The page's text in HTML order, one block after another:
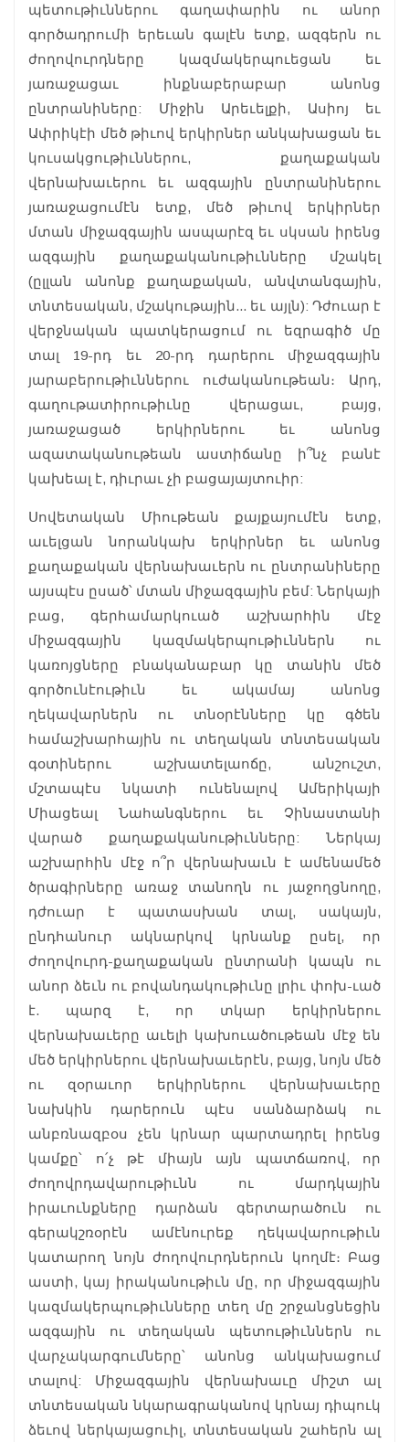
պետութիւններու գաղափարին ու անոր
գործադրումի երեւան գալէն ետք, ազգերն ու
ժողովուրդները կազմակերպուեցան եւ
յառաջացաւ ինքնաբերաբար անոնց
ընտրանիները: Միջին Արեւելքի, Ասիոյ եւ
Ափրիկէի մեծ թիւով երկիրներ անկախացան եւ
կուսակցութիւններու, քաղաքական
վերնախաւերու եւ ազգային ընտրանիներու
յառաջացումէն ետք, մեծ թիւով երկիրներ
մտան միջազգային ասպարէզ եւ սկսան իրենց
ազգային քաղաքականութիւնները մշակել
(ըլլան անոնք քաղաքական, անվտանգային,
տնտեսական, մշակութային... եւ այլն): Դժուար է
վերջնական պատկերացում ու եզրագիծ մը
տալ 19-րդ եւ 20-րդ դարերու միջազգային
յարաբերութիւններու ուժականութեան։ Արդ,
գաղութատիրութիւնը վերացաւ, բայց,
յառաջացած երկիրներու եւ անոնց
ազատականութեան աստիճանը ի՞նչ բանէ
կախեալ է, դիւրաւ չի բացայայտուիր:
Սովետական Միութեան քայքայումէն ետք,
աւելցան նորանկախ երկիրներ եւ անոնց
քաղաքական վերնախաւերն ու ընտրանիները
այսպէս ըսած՝ մտան միջազգային բեմ: Ներկայի
բաց, գերհամարկուած աշխարհին մէջ
միջազգային կազմակերպութիւններն ու
կառոյցները բնականաբար կը տանին մեծ
գործունէութիւն եւ ակամայ անոնց
ղեկավարներն ու տնօրէնները կը գծեն
համաշխարհային ու տեղական տնտեսական
գօտիներու աշխատելաոճը, անշուշտ,
մշտապէս նկատի ունենալով Ամերիկայի
Միացեալ Նահանգներու եւ Չինաստանի
վարած քաղաքականութիւնները: Ներկայ
աշխարհին մէջ ո՞ր վերնախաւն է ամենամեծ
ծրագիրները առաջ տանողն ու յաջողցնողը,
դժուար է պատասխան տալ, սակայն,
ընդհանուր ակնարկով կրնանք ըսել, որ
ժողովուրդ-քաղաքական ընտրանի կապն ու
անոր ձեւն ու բովանդակութիւնը լրիւ փոխ-ւած
է. պարզ է, որ տկար երկիրներու
վերնախաւերը աւելի կախուածութեան մէջ են
մեծ երկիրներու վերնախաւերէն, բայց, նոյն մեծ
ու զօրաւոր երկիրներու վերնախաւերը
նախկին դարերուն պէս սանձարձակ ու
անբռնազբօս չեն կրնար պարտադրել իրենց
կամքը՝ ո՛չ թէ միայն այն պատճառով, որ
ժողովրդավարութիւնն ու մարդկային
իրաւունքները դարձան գերտարածուն ու
գերակշռօրէն ամէնուրեք ղեկավարութիւն
կատարող նոյն ժողովուրդներուն կողմէ։ Բաց
աստի, կայ իրականութիւն մը, որ միջազգային
կազմակերպութիւնները տեղ մը շրջանցնեցին
ազգային ու տեղական պետութիւններն ու
վարչակարգումները՝ անոնց անկախացում
տալով: Միջազգային վերնախաւը միշտ ալ
տնտեսական նկարագրականով կրնայ դիպուկ
ձեւով ներկայացուիլ, տնտեսական շահերն ալ